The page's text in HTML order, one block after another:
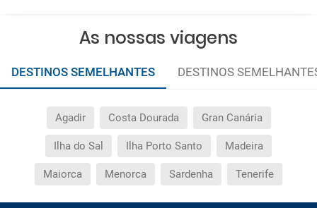
Como sei se há lugares disponíveis na viagem que
quero reservar?
Se tenho os transfers incluídos, onde me devo
A minha reserva inclui algum seguro de viagem?
As nossas viagens
DESTINOS SEMELHANTES DESTINOS
Agadir Costa Dourada Gran Canária
Ilha do Sal Ilha Porto Santo Madeira
Maiorca Menorca Sardenha Tenerife